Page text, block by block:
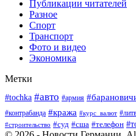
Публикации читателей
Разное
Спорт
Транспорт
Фото и видео
Экономика
Метки
#tochka #авто #армия
#контрабанда #кража #курс_валют
#строительство #суд #сша #телефон